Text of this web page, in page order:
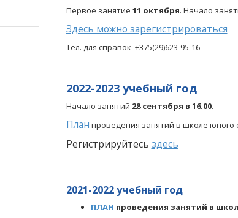
Первое занятие 11 октября. Начало
Здесь можно зарегистрироваться
Тел. для справок +375(29)623-95-16
2022-2023 учебный год
Начало занятий 28 сентября в 16.00.
План проведения занятий в школе юного
Регистрируйтесь здесь
2021-2022 учебный год
ПЛАН проведения занятий в